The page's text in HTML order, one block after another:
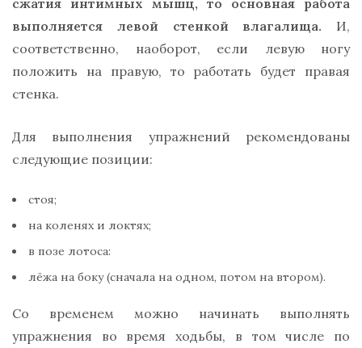
выполняется левой стенкой влагалища. И,
соответственно, наоборот, если левую ногу
положить на правую, то работать будет правая
стенка.
Для выполнения упражнений рекомендованы
следующие позиции:
стоя;
на коленях и локтях;
в позе лотоса:
лёжа на боку (сначала на одном, потом на втором).
Со временем можно начинать выполнять
упражнения во время ходьбы, в том числе по